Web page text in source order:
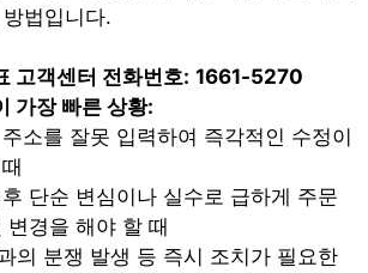
법입니다.
고객센터 전화번호: 1661-5270
가장 빠른 상황:
소를 잘못 입력하여 즉각적인 수정이
단순 변심이나 실수로 급하게 주문
변경을 해야 할 때
의 분쟁 발생 등 즉시 조치가 필요한